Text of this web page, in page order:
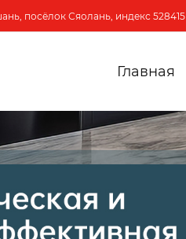
посёлок Сяолань, индекс 528415
Главная